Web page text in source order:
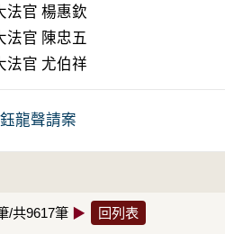
法官 楊惠欽
法官 陳忠五
法官 尤伯祥
龍聲請案
/共9617筆 ▶ 回列表